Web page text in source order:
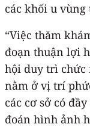
các khối u
“Việc thăm
đoạn thuận lợi
hội duy trì chức
nằm ở vị trí
các cơ sở có
đoán hình ảnh